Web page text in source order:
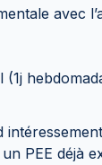
avec
PEE déjà